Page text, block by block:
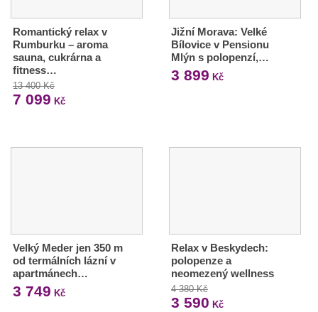
Romantický relax v
Rumburku – aroma
sauna, cukrárna a
fitness…
13 400 Kč
7 099 Kč
Jižní Morava: Velké
Bílovice v Pensionu
Mlýn s polopenzí,…
3 899 Kč
Velký Meder jen 350 m
od termálních lázní v
apartmánech…
3 749 Kč
Relax v Beskydech:
polopenze a
neomezený wellness
4 380 Kč
3 590 Kč